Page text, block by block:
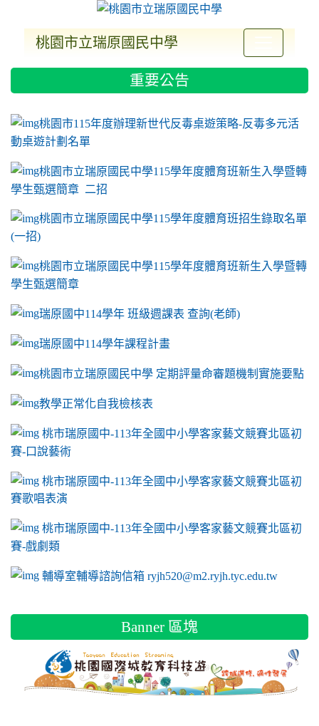
桃園市立瑞原國民中學
重要公告
link to https://sites.google.com/a/m2.ryjh.tyc.edu.tw/ryjh011/
桃園市115年度辦理新世代反毒桌遊策略-反毒多元活
動桌遊計劃名單
桃園市立瑞原國民中學115學年度體育班新生入學暨轉
學生甄選簡章 二招
桃園市立瑞原國民中學115學年度體育班招生錄取名單
(一招)
桃園市立瑞原國民中學115學年度體育班新生入學暨轉
學生甄選簡章
瑞原國中114學年 班級週課表 查詢(老師)
瑞原國中114學年課程計畫
link to https://sites.google.com/a/m2.ryjh.tyc.edu.tw/ryjh011/
桃園市立瑞原國民中學 定期評量命審題機制實施要點
link to https://sites.google.com/a/m2.ryjh.tyc.edu.tw/
教學正常化自我檢核表
link to mailto:ryjh520@m2.ryjh.tyc.edu.tw
link to mailto:ryjh520@m2.ryjh.tyc.edu.tw
ink to mailto:ryjh520@m2.ryjh.tyc.edu.tw
link to mailto:ryjh520@m2.ryjh.tyc.edu.tw
link to mailto:ryjh520@m2.ryjh.tyc.edu.tw
ink to mailto:ryjh520@m2.ryjh.tyc.edu.tw
ink to mailto:ryjh520@m2.ryjh.tyc.edu.tw
link to https://sites.google.com/a/m2.ryjh.tyc.edu.tw/ryjh011/
ink to mailto:ryjh520@m2.ryjh.tyc.edu.tw
link to https://tyc.entry.edu.tw/NoExamImitate_TL/
桃市瑞原國中-113年全國中小學客家藝文競賽北區初
賽-口說藝術
link to https://tyc.entry.edu.tw/NoExamImitate_TL/
桃市瑞原國中-113年全國中小學客家藝文競賽北區初
賽歌唱表演
link to https://tyc.entry.edu.tw/NoExamImitate_TL/
桃市瑞原國中-113年全國中小學客家藝文競賽北區初
賽-戲劇類
link to https://tyc.entry.edu.tw/NoExamImitate_TL/
輔導室輔導諮詢信箱 ryjh520@m2.ryjh.tyc.edu.tw
Banner 區塊